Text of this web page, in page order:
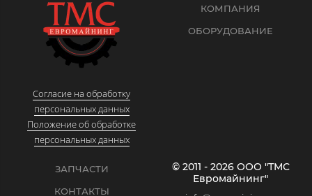
Согласие на обработку
персональных данных
Положение об обработке
персональных данных
КОМПАНИЯ
ОБОРУДОВАНИЕ
ЗАПЧАСТИ
КОНТАКТЫ
© 2011 - 2026 ООО "ТМС
Евромайнинг"